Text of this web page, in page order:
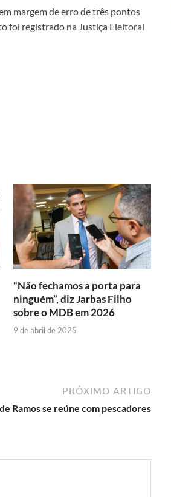
margem de erro de três pontos
foi registrado na Justiça Eleitoral
“Não fechamos a porta para
ninguém”, diz Jarbas Filho
sobre o MDB em 2026
9 de abril de 2025
PRÓXIMO ARTIGO
Ramos se reúne com pescadores